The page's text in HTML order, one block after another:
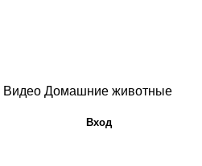
Видео Домашние животные
Вход